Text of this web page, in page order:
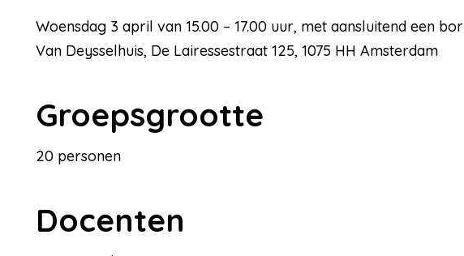
Woensdag 3 april van 15.00 – 17.00 uur, met aansluitend een
Van Deysselhuis, De Lairessestraat 125, 1075 HH Amsterdam
20 personen
Docenten